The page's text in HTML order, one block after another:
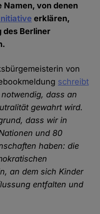
Namen, von denen
erklären,
des Berliner
von
schreibt
dass an
gewahrt wird.
dass wir in
und 80
haben: die
an dem sich Kinder
entfalten und